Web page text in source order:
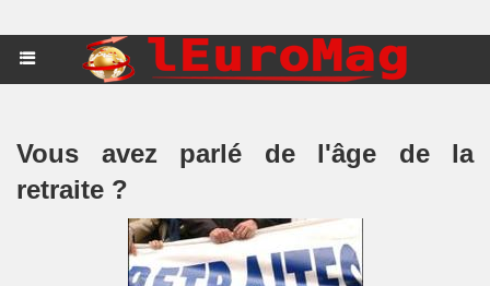
Vous avez parlé de l'âge de la
retraite ?